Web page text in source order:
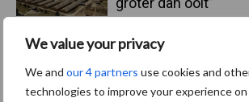
We value your privacy
We and our 4 partners use cookies and
technologies to improve your experience
5 aug
Eliminatieprotocol
Mycoplasma